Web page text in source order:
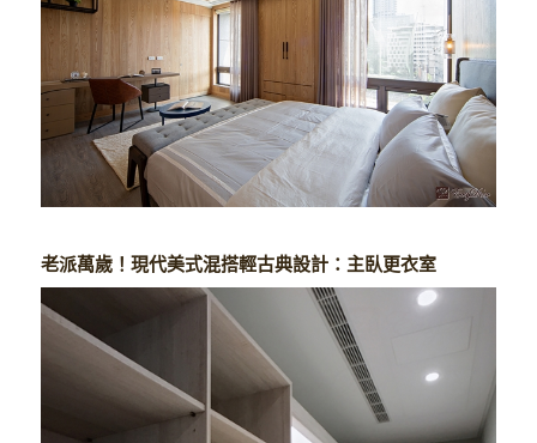
老派萬歲！現代美式混搭輕古典設計：主臥更衣室